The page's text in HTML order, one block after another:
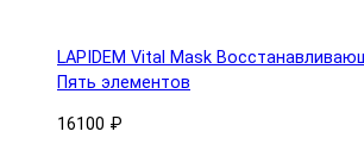
LAPIDEM Vital Mask
Пять элементов
16100 ₽